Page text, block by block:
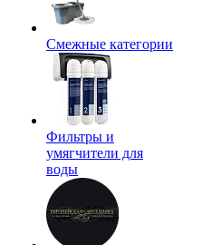
Смежные категории
Фильтры и
умягчители для
воды